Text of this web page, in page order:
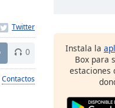
0
Contactos
Instala la
Box para
estaciones